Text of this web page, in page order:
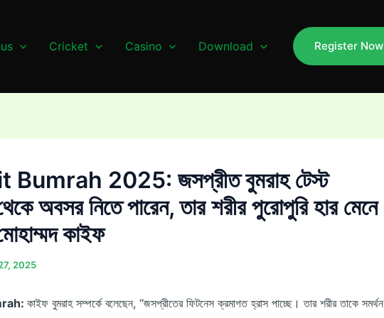
Cricket Casino Download Register Now
2025: জসপ্রীত বুমরাহ টেস্ট
অবসর নিতে পারেন, তার শরীর পুরোপুরি হার মেনে
কাইফ
2025
কাইফ বুমরাহ সম্পর্কে বলেছেন, “জসপ্রীতের ফিটনেস ক্রমাগত হ্রাস পাচ্ছে। তার শরীর তাকে সমর্থন